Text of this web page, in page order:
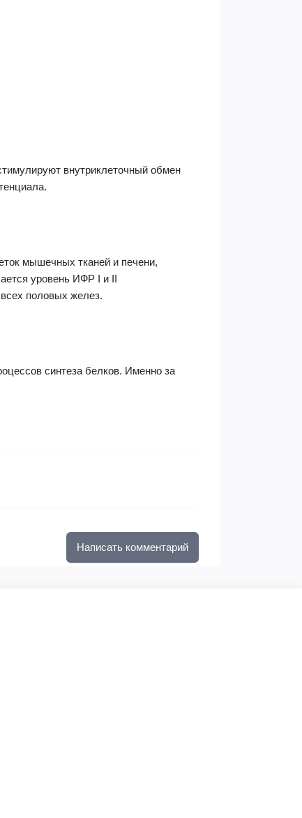
внутриклеточный обмен
мышечных тканей и печени,
уровень ИФР I и II
половых желез.
синтеза белков. Именно за
Написать комментарий